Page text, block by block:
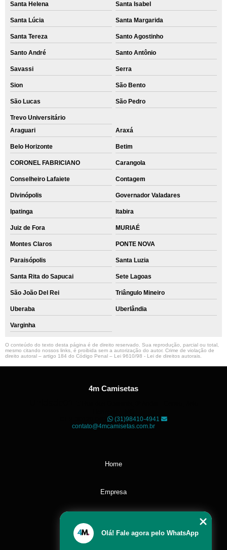
Santa Helena Santa Isabel
Santa Lúcia Santa Margarida
Santa Tereza Santo Agostinho
Santo André Santo Antônio
Savassi Serra
Sion São Bento
São Lucas São Pedro
Trevo Universitário
Araguari
Araxá
Belo Horizonte Betim
CORONEL FABRICIANO Carangola
Conselheiro Lafaiete Contagem
Divinópolis Governador Valadares
Ipatinga Itabira
Juiz de Fora MURIAÉ
Montes Claros PONTE NOVA
Paraisópolis Santa Luzia
Santa Rita do Sapucai Sete Lagoas
São João Del Rei Triângulo Mineiro
Uberaba Uberlândia
Varginha
O conteúdo do texto desta página é de direito reservado. Sua reprodução, parcial ou total,
mesmo citando nossos links, é proibida sem a autorização do autor. Crime de violação de
direito autoral – artigo 184 do Código Penal – Lei 9610/98 - Lei de direitos autorais
4m Camisetas
(31)98410-4941
contato@4mcamisetas.com.br
Home
Empresa
Olá! Fale agora pelo WhatsApp